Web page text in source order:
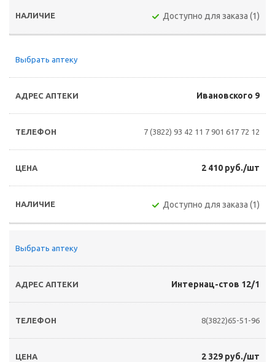
Доступно для заказа (1)
Выбрать аптеку
Ивановского 9
7 (3822) 93 42 11 7 901 617 72 12
2 410 руб./шт
Доступно для заказа (1)
Выбрать аптеку
Интернац-стов 12/1
8(3822)65-51-96
2 329 руб./шт